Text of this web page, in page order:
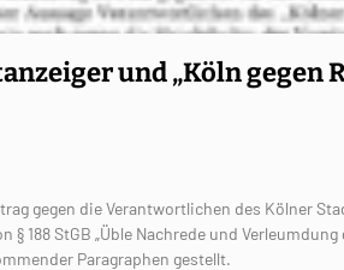
und „Köln gegen
gegen die Verantwortlichen des Kölner
188 StGB „Üble Nachrede und Verleumdung
Paragraphen gestellt.